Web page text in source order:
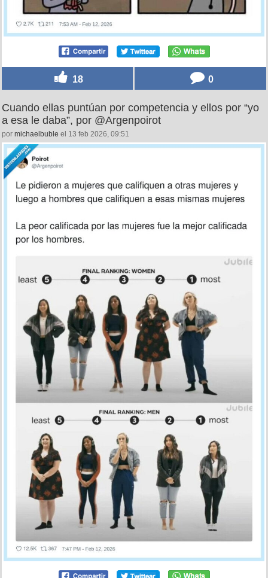
18 0
Cuando ellas puntúan por competencia y ellos por “yo
a esa le daba”, por @Argenpoirot
por michaelbuble el 13 feb 2026, 09:51